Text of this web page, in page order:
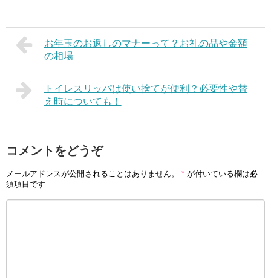
お年玉のお返しのマナーって？お礼の品や金額
の相場
トイレスリッパは使い捨てが便利？必要性や替
え時についても！
コメントをどうぞ
メールアドレスが公開されることはありません。 * が付いている欄は必
須項目です